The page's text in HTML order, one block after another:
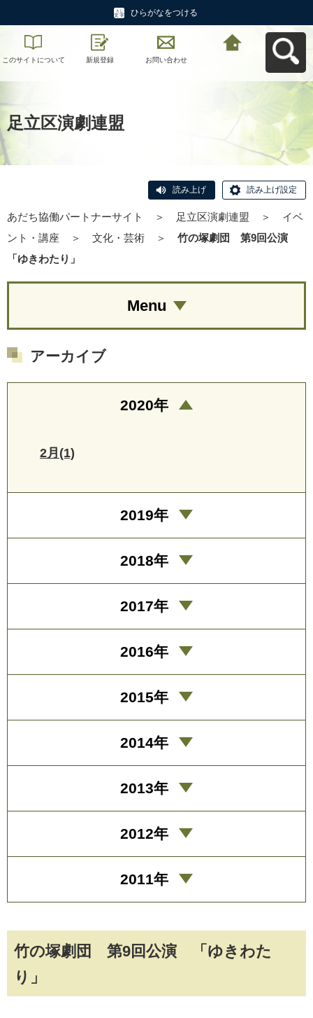
ひらがなをつける
このサイトについて 新規登録 お問い合わせ
足立区演劇連盟
読み上げ 読み上げ設定
あだち協働パートナーサイト ＞ 足立区演劇連盟 ＞
イベ
ント・講座
＞ 文化・芸術 ＞
竹の塚劇団 第9回公演
「ゆきわたり」
竹の塚劇団 第9回公演 「ゆきわた
り」
Menu
アーカイブ
2020年
2月(1)
2019年
2018年
2017年
2016年
2015年
2014年
2013年
2012年
2011年